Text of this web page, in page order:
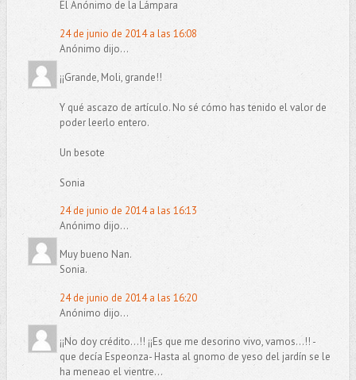
El Anónimo de la Lámpara
24 de junio de 2014 a las 16:08
Anónimo dijo...
¡¡Grande, Moli, grande!!
Y qué ascazo de artículo. No sé cómo has tenido el valor de
poder leerlo entero.
Un besote
Sonia
24 de junio de 2014 a las 16:13
Anónimo dijo...
Muy bueno Nan.
Sonia.
24 de junio de 2014 a las 16:20
Anónimo dijo...
¡¡No doy crédito...!! ¡¡Es que me desorino vivo, vamos...!! -
que decía Espeonza- Hasta al gnomo de yeso del jardín se le
ha meneao el vientre...